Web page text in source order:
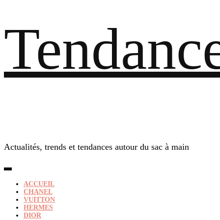
Actualités, trends et tendances autour du sac à main
ACCUEIL
CHANEL
VUITTON
HERMES
DIOR